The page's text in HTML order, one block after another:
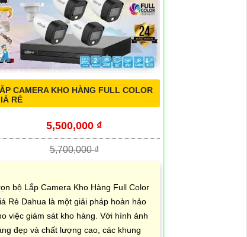
CAMERA KHO HÀNG FULL COLOR
RẺ
5,500,000 ₫
5,700,000 ₫
bộ Lắp Camera Kho Hàng Full Color
Rẻ Dahua là một giải pháp hoàn hảo
việc giám sát kho hàng. Với hình ảnh
đẹp và chất lượng cao, các khung